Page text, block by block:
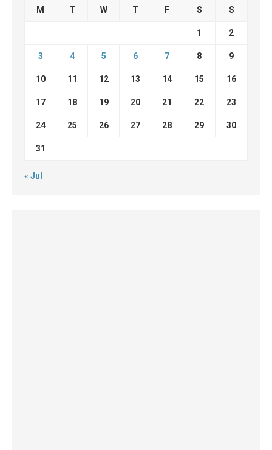
M T W T F S S
1 2
3 4 5 6 7 8 9
10 11 12 13 14 15 16
17 18 19 20 21 22 23
24 25 26 27 28 29 30
31
« Jul